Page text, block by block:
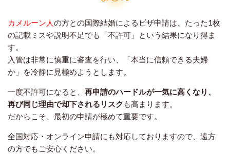
カメルーン人の方との国際結婚によるビザ申請は、たった1枚
の記載ミスや説明不足でも「不許可」という結果になり得ま
す。
入管は非常に慎重に審査を行い、「本当に信頼できる夫婦
か」を冷静に見極めようとします。
一度不許可になると、 再申請のハードルが一気に高くなり、
再び同じ理由で却下されるリスク も高まります。
だからこそ、最初の申請が極めて重要です。
全国対応・オンライン申請にも対応しておりますので、遠方
の方でもご安心ください。